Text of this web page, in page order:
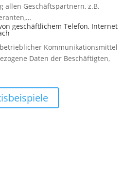
allen Geschäftspartnern, z.B.
geschäftlichem Telefon, Internet
Kommunikationsmittel
Daten der Beschäftigten,